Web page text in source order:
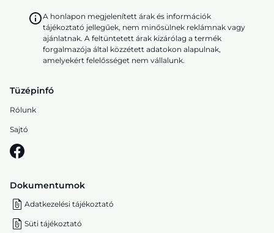
A honlapon megjelenített árak és információk
tájékoztató jellegűek, nem minősülnek reklámnak vagy
ajánlatnak. A feltüntetett árak kizárólag a termék
forgalmazója által közzétett adatokon alapulnak,
amelyekért felelősséget nem vállalunk.
Tüzépinfó
Rólunk
Sajtó
Dokumentumok
Adatkezelési tájékoztató
Süti tájékoztató